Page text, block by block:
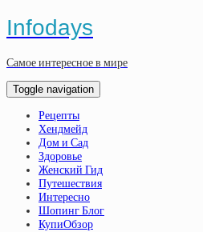
Infodays
Самое интересное в мире
Toggle navigation
Рецепты
Хендмейд
Дом и Сад
Здоровье
Женский Гид
Путешествия
Интересно
Шопинг Блог
КупиОбзор